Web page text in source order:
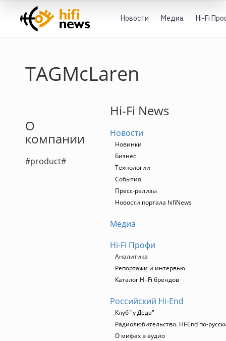
Новости Медиа Hi-Fi
TAGMcLaren
О
компании
#product#
Hi-Fi News
Новости
Новинки
Бизнес
Технологии
События
Пресс-релизы
Новости портала hifiNews
Медиа
Hi-Fi Профи
Аналитика
Репортажи и интервью
Каталог Hi-Fi брендов
Российский Hi-End
Клуб "у Деда"
Радиолюбительство. Hi-End по-
О мифах в аудио